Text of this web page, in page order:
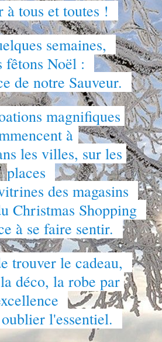
tous et toutes !
semaines,
Noël :
de notre Sauveur.
magnifiques
à
les villes, sur les
places
des magasins
à se faire sentir.
trouver le cadeau,
déco, la robe par
l'essentiel.